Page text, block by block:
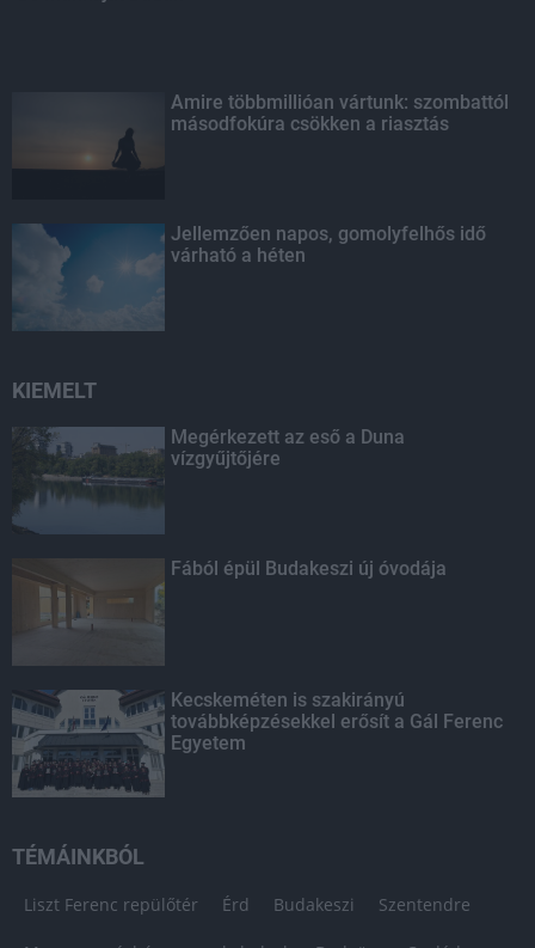
Amire többmillióan vártunk: szombattól
másodfokúra csökken a riasztás
Jellemzően napos, gomolyfelhős idő
várható a héten
KIEMELT
Megérkezett az eső a Duna
vízgyűjtőjére
Fából épül Budakeszi új óvodája
Kecskeméten is szakirányú
továbbképzésekkel erősít a Gál Ferenc
Egyetem
TÉMÁINKBÓL
Liszt Ferenc repülőtér Érd Budakeszi Szentendre